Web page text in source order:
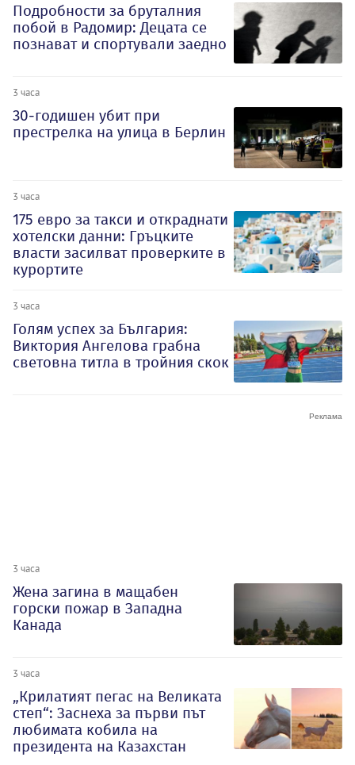
Подробности за бруталния
побой в Радомир: Децата се
познават и спортували заедно
3 часа
30-годишен убит при
престрелка на улица в Берлин
3 часа
175 евро за такси и откраднати
хотелски данни: Гръцките
власти засилват проверките в
курортите
3 часа
Голям успех за България:
Виктория Ангелова грабна
световна титла в тройния скок
3 часа
Жена загина в мащабен
горски пожар в Западна
Канада
3 часа
„Крилатият пегас на Великата
степ“: Заснеха за първи път
любимата кобила на
президента на Казахстан